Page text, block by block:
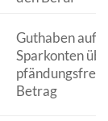
Guthaben auf
Sparkonten
Betrag